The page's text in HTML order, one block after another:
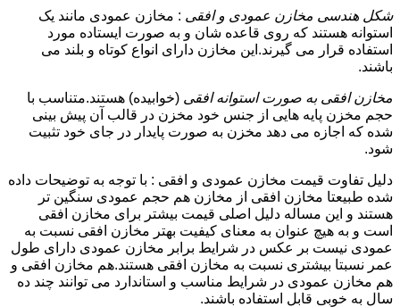
شکل هندسی مخازن عمودی و افقی : مخازن عمودی مانند یک
استوانه هستند که روی قاعده شان و به صورت ایستاده مورد
استفاده قرار می گیرند.این مخازن دارای انواع کوتاه و بلند می
باشند.
مخازن افقی به صورت استوانه افقی (خوابیده) هستند.متناسب با
حجم مخزن پایه هایی از جنس خود مخزن در قالب آن پیش بینی
شده که اجازه می دهد مخزن به صورت پایدار در جای خود تثبیت
شود.
دلیل تفاوت قیمت مخازن عمودی و افقی : با توجه به توضیحات داده
شده طبیعتا مخازن افقی از مخازن هم حجم عمودی سنگین تر
هستند و این مساله دلیل اصلی قیمت بیشتر برای مخازن افقی
است و به هیچ عنوان به معنای کیفیت بهتر مخازن افقی نسبت به
عمودی نیست بر عکس در شرایط برابر مخازن عمودی دارای طول
عمر نسبتا بیشتری نسبت به مخازن افقی هستند.هم مخازن افقی و
هم مخازن عمودی در شرایط مناسب و استاندارد می توانند چند ده
سال به خوبی قابل استفاده باشند.